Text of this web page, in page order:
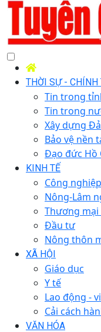
THỜI SỰ - CHÍNH
Tin trong
Tin trong
Xây dựng
Bảo vệ nền
Đạo đức Hồ
KINH TẾ
Công nghiệp
Nông-Lâm
Thương mại
Đầu tư
Nông thôn
XÃ HỘI
Giáo dục
Y tế
Lao động -
Cải cách
VĂN HÓA